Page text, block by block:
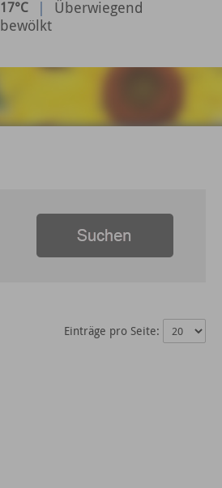
17°C |
Überwiegend
bewölkt
Einträge pro Seite: